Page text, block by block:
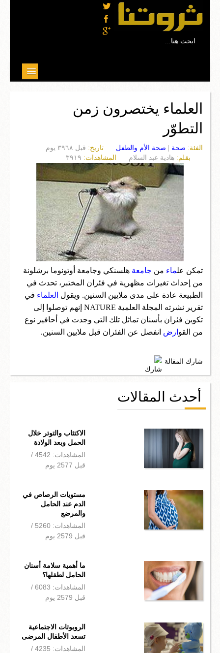
...ابحث هنا
صحة
ثقافة
مجتمع
اعمال
تكنولوجيا واختراعات
سؤال وجواب
العلماء يختصرون زمن
التطوّر
الفئة: صحة صحة الأم والطفل تاريخ: قبل ٣٩٦٨ يوم
بقلم: هادية عبد السلام المشاهدات:
تمكن علماء من جامعة هلسنكي وجامعة أوتونوما برشلونة
من إحداث تغيرات مظهرية في فئران المختبر، تحدث في
الطبيعة عادة على مدى ملايين السنين. ويقول العلماء في
تقرير نشرته المجلة العلمية NATURE إنهم توصلوا إلى
تكوين فئران بأسنان تماثل تلك التي وجدت في أحافير نوع
من القو ارض انفصل عن الفئران قبل ملايين السنين.
شارك المقالة
أحدث المقالات
الاكتئاب والتوتر خلال
الحمل وبعد الولادة
المشاهدات: 4542 /
قبل 2577 يوم
مستويات الرصاص في
الدم عند الحامل
والمرضع
المشاهدات: 5260 /
قبل 2579 يوم
ما أهمية سلامة أسنان
الحامل لطفلها؟
المشاهدات: 6083 /
قبل 2579 يوم
الروبوتات الاجتماعية
تسعد الأطفال المرضى
المشاهدات: 4235 /